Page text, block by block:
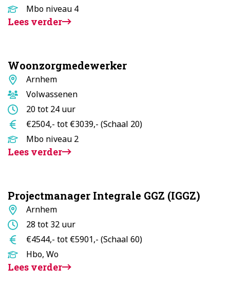
Opleidingsniveau
Mbo niveau 4
Lees verder
Woonzorgmedewerker
Standplaats
Arnhem
Doelgroep
Volwassenen
Aantal
uur
20 tot 24 uur
Salaris€2504,- tot €3039,- (Schaal 20)
Opleidingsniveau
Mbo niveau 2
Lees verder
Projectmanager Integrale GGZ (IGGZ)
Standplaats
Arnhem
Aantal
uur
28 tot 32 uur
Salaris€4544,- tot €5901,- (Schaal 60)
Opleidingsniveau
Hbo, Wo
Lees verder